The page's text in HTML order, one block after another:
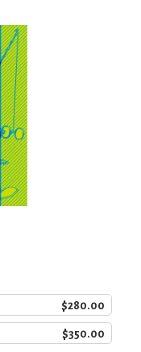
$280.00
$350.00